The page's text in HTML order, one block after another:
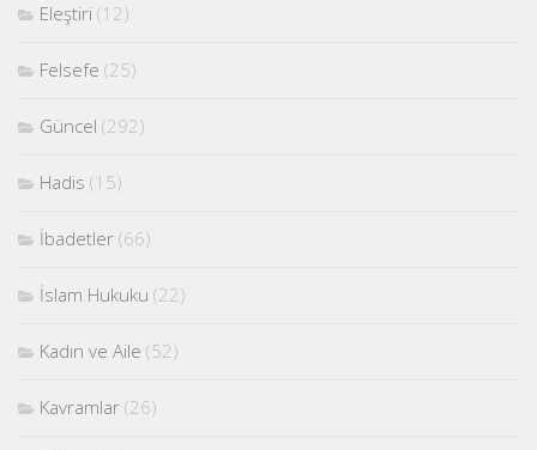
Eleştiri (12)
Felsefe (25)
Güncel (292)
Hadis (15)
İbadetler (66)
İslam Hukuku (22)
Kadın ve Aile (52)
Kavramlar (26)